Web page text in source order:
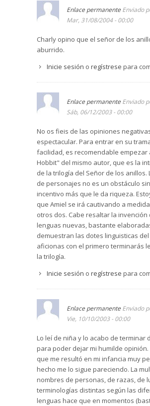
Enlace permanente Enviado
Mar, 31/08/2004 - 00:00
Charly opino que el señor de los
aburrido.
Inicie sesión o regístrese para
Enlace permanente Enviado
Sáb, 06/12/2003 - 00:00
No os fieis de las opiniones
espectacular. Para entrar en su
facilidad, es recomendable empezar
Hobbit" del mismo autor, que es la
de la trilogía del Señor de los anillos.
de personajes no es un obstáculo
incentivo más que le da riqueza.
que Amiel se irá cautivando a
otros dos. Cabe resaltar la invención
lenguas nuevas, bastante
demuestran las dotes linguisticas del
aficionas con el primero terminarás
la trilogía.
Inicie sesión o regístrese para
Enlace permanente Enviado
Vie, 10/10/2003 - 00:00
Lo leí de niña y lo acabo de terminar
para poder dejar mi humilde opinión.
que me resultó en mi infancia muy
hecho me lo sigue pareciendo. La
nombres de personas, de razas, de
terminologías distintas según las
lenguas hace que en momentos